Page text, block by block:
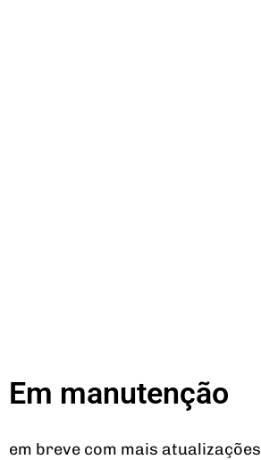
Em manutenção
em breve com mais atualizações